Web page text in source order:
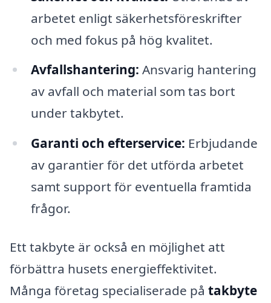
arbetet enligt säkerhetsföreskrifter
och med fokus på hög kvalitet.
Avfallshantering: Ansvarig hantering
av avfall och material som tas bort
under takbytet.
Garanti och efterservice: Erbjudande
av garantier för det utförda arbetet
samt support för eventuella framtida
frågor.
Ett takbyte är också en möjlighet att
förbättra husets energieffektivitet.
Många företag specialiserade på takbyte